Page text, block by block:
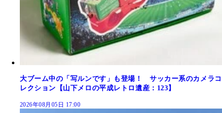
大ブーム中の「写ルンです」も登場！ サッカー系のカメラコ
レクション【山下メロの平成レトロ遺産：123】
2026年08月05日 17:00